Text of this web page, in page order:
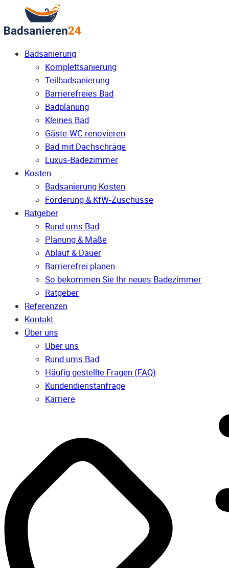
Badsanierung
Komplettsanierung
Teilbadsanierung
Barrierefreies Bad
Badplanung
Kleines Bad
Gäste-WC renovieren
Bad mit Dachschräge
Luxus-Badezimmer
Kosten
Badsanierung Kosten
Förderung & KfW-Zuschüsse
Ratgeber
Rund ums Bad
Planung & Maße
Ablauf & Dauer
Barrierefrei planen
So bekommen Sie Ihr neues Badezimmer
Ratgeber
Referenzen
Kontakt
Über uns
Über uns
Rund ums Bad
Häufig gestellte Fragen (FAQ)
Kunden­dienst­anfrage
Karriere